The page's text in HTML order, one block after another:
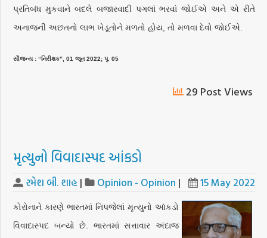
પ્રતિબંધ મુકવાને બદલે બજારવાદી પગલાં ભરવાં જોઈએ અને એ રીતે
અનાજની અછતનો લાભ ખેડૂતોને મળતો હોય, તો મળવા દેવો જોઈએ.
સૌજન્ય : “નિરીક્ષક”, 01 જૂન 2022; પૃ. 05
29 Post Views
મૃત્યુનો વિવાદાસ્પદ આંકડો
રમેશ બી. શાહ | Opinion - Opinion | 15 May 2022
કોરોનાને કારણે ભારતમાં નિપજેલાં મૃત્યુનો આંકડો
વિવાદાસ્પદ બન્યો છે. ભારતમાં સત્તાવાર અંદાજ